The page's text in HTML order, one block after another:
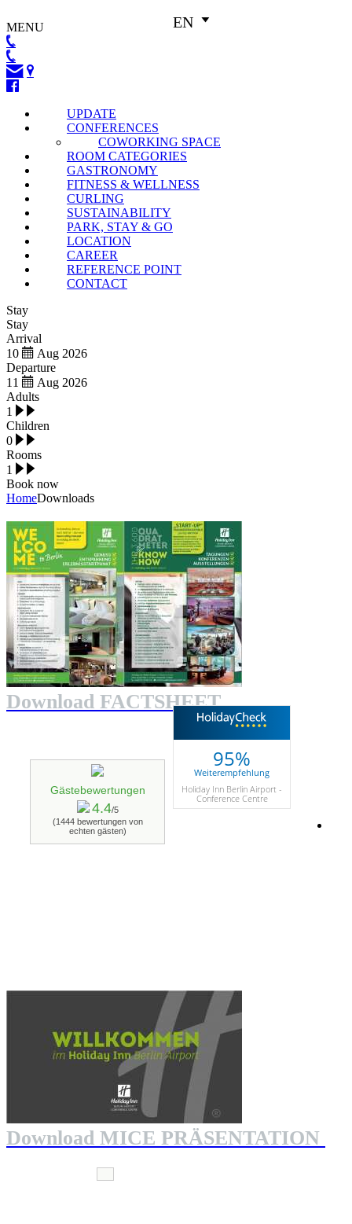
MENU EN
UPDATE
CONFERENCES
COWORKING SPACE
ROOM CATEGORIES
GASTRONOMY
FITNESS & WELLNESS
CURLING
SUSTAINABILITY
PARK, STAY & GO
LOCATION
CAREER
REFERENCE POINT
CONTACT
Stay
Stay
Arrival
10
Aug 2026
Departure
11
Aug 2026
Adults
1
Children
0
Rooms
1
Book now
HomeDownloads
Download FACTSHEET
Gästebewertungen
4.4/5
(1444 bewertungen von
echten gästen)
95%
Weiterempfehlung
Holiday Inn Berlin Airport -
Conference Centre
Download MICE PRÄSENTATION